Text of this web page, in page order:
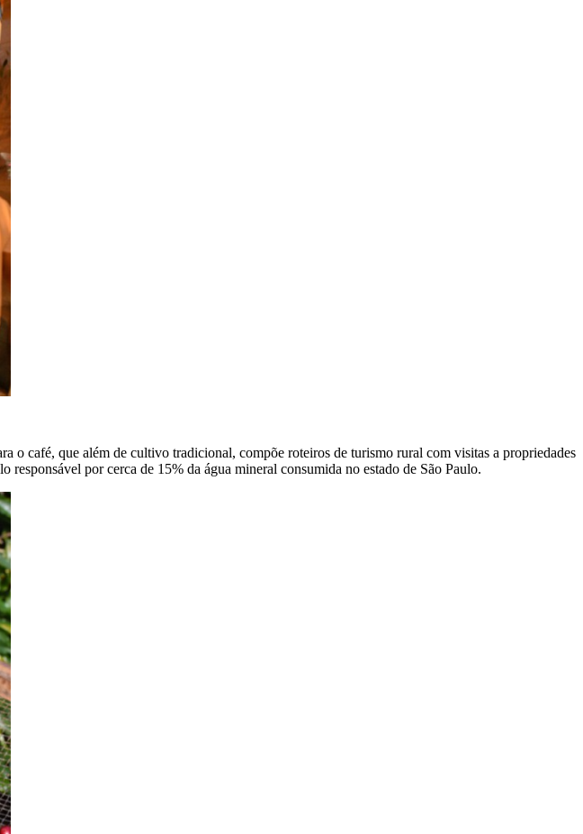
o café, que além de cultivo tradicional, compõe roteiros de turismo rural com visitas a propriedades
responsável por cerca de 15% da água mineral consumida no estado de São Paulo.